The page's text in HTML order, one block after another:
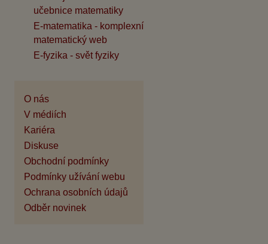
učebnice matematiky
E-matematika - komplexní
matematický web
E-fyzika - svět fyziky
O nás
V médiích
Kariéra
Diskuse
Obchodní podmínky
Podmínky užívání webu
Ochrana osobních údajů
Odběr novinek